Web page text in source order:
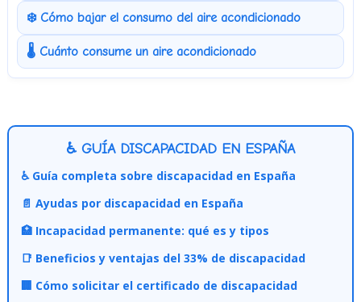
❄️ Cómo bajar el consumo del aire acondicionado
🌡️ Cuánto consume un aire acondicionado
♿ GUÍA DISCAPACIDAD EN ESPAÑA
♿ Guía completa sobre discapacidad en España
📄 Ayudas por discapacidad en España
🏥 Incapacidad permanente: qué es y tipos
📑 Beneficios y ventajas del 33% de discapacidad
🏢 Cómo solicitar el certificado de discapacidad